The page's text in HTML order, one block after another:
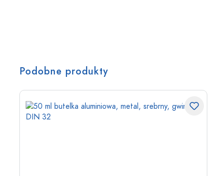
Podobne produkty